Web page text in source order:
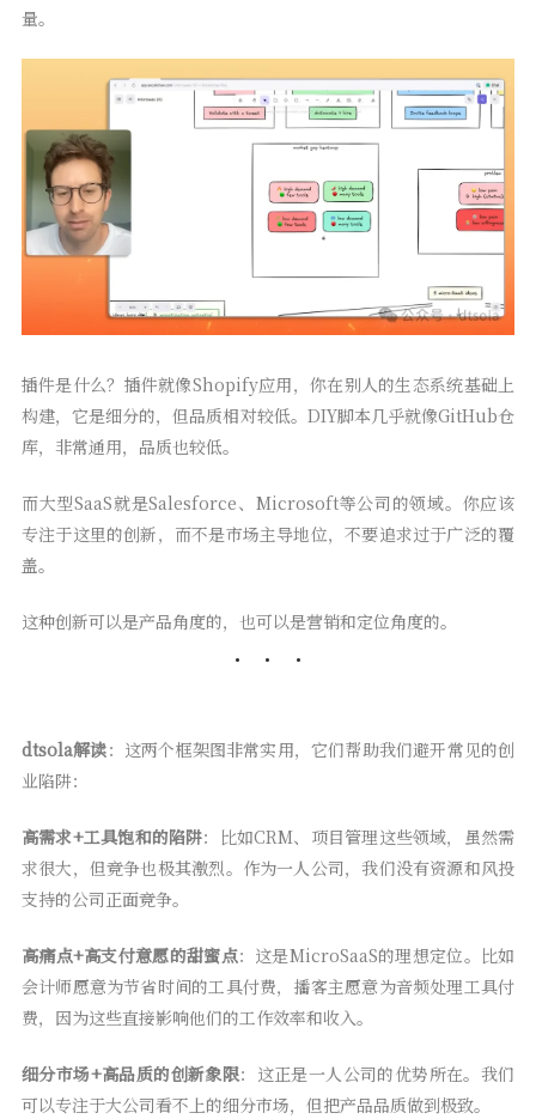
量。
插件是什么？插件就像Shopify应用，你在别人的生态系统基础上
构建，它是细分的，但品质相对较低。DIY脚本几乎就像GitHub仓
库，非常通用，品质也较低。
而大型SaaS就是Salesforce、Microsoft等公司的领域。你应该
专注于这里的创新，而不是市场主导地位，不要追求过于广泛的覆
盖。
这种创新可以是产品角度的，也可以是营销和定位角度的。
dtsola解读：这两个框架图非常实用，它们帮助我们避开常见的创
业陷阱：
高需求+工具饱和的陷阱：比如CRM、项目管理这些领域，虽然需
求很大，但竞争也极其激烈。作为一人公司，我们没有资源和风投
支持的公司正面竞争。
高痛点+高支付意愿的甜蜜点：这是MicroSaaS的理想定位。比如
会计师愿意为节省时间的工具付费，播客主愿意为音频处理工具付
费，因为这些直接影响他们的工作效率和收入。
细分市场+高品质的创新象限：这正是一人公司的优势所在。我们
可以专注于大公司看不上的细分市场，但把产品品质做到极致。